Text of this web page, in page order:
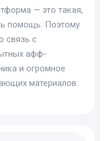
— это такая,
помощь. Поэтому
связь с
афф-
и огромное
материалов.